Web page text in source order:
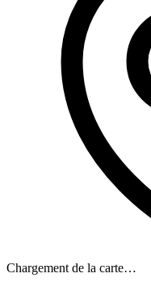
Chargement de la carte…